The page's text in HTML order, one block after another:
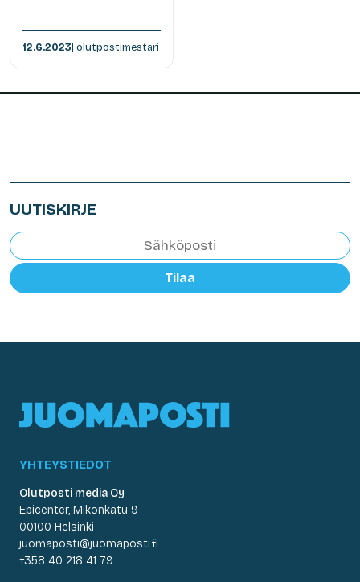
12.6.2023| olutpostimestari
UUTISKIRJE
Tilaa
YHTEYSTIEDOT
Olutposti media Oy
Epicenter, Mikonkatu 9
00100 Helsinki
juomaposti@juomaposti.fi
+358 40 218 41 79